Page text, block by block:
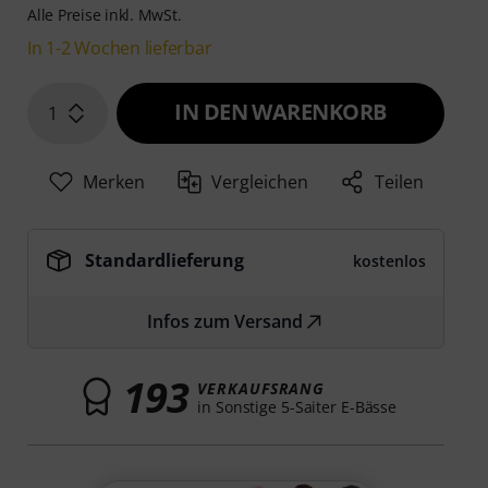
Alle Preise inkl. MwSt.
In 1-2 Wochen lieferbar
1 IN DEN WARENKORB
Merken Vergleichen Teilen
Standardlieferung kostenlos
Infos zum Versand
193 VERKAUFSRANG
in Sonstige 5-Saiter E-Bässe